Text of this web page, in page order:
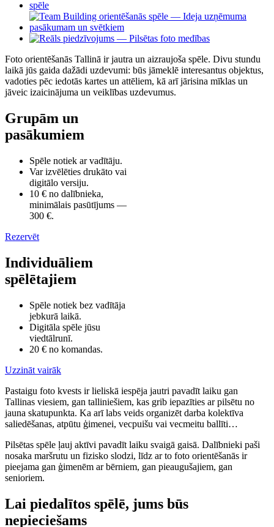
Foto orientēšanās Tallinā ir jautra un aizraujoša spēle. Divu stundu
laikā jūs gaida dažādi uzdevumi: būs jāmeklē interesantus objektus,
vadoties pēc iedotās kartes un attēliem, kā arī jārisina mīklas un
jāveic izaicinājuma un veiklības uzdevumus.
Grupām un
pasākumiem
Spēle notiek ar vadītāju.
Var izvēlēties drukāto vai
digitālo versiju.
10 € no dalībnieka,
minimālais pasūtījums —
300 €.
Rezervēt
Individuāliem
spēlētajiem
Spēle notiek bez vadītāja
jebkurā laikā.
Digitāla spēle jūsu
viedtālrunī.
20 € no komandas.
Uzzināt vairāk
Pastaigu foto kvests ir lieliskā iespēja jautri pavadīt laiku gan
Tallinas viesiem, gan talliniešiem, kas grib iepazīties ar pilsētu no
jauna skatupunkta. Ka arī labs veids organizēt darba kolektīva
saliedēšanas, atpūtu ģimenei, vecpuišu vai vecmeitu ballīti…
Pilsētas spēle ļauj aktīvi pavadīt laiku svaigā gaisā. Dalībnieki paši
nosaka maršrutu un fizisko slodzi, līdz ar to foto orientēšanās ir
pieejama gan ģimenēm ar bērniem, gan pieaugušajiem, gan
senioriem.
Lai piedalītos spēlē, jums būs
nepieciešams